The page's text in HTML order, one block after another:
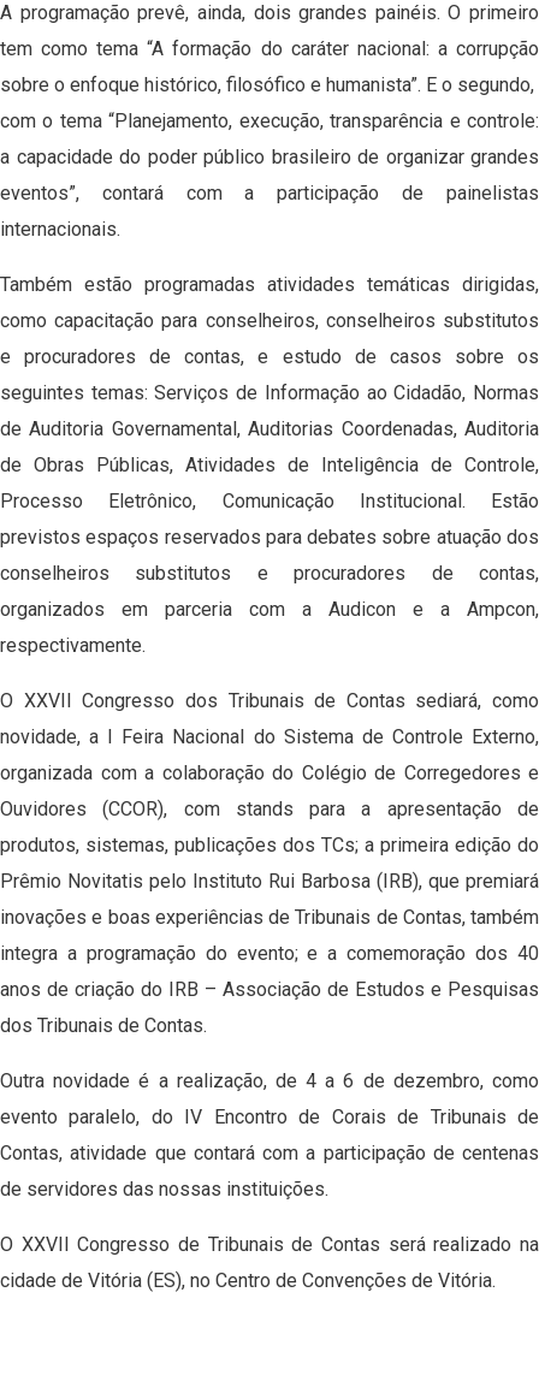
A programação prevê, ainda, dois grandes painéis. O primeiro
tem como tema “A formação do caráter nacional: a corrupção
sobre o enfoque histórico, filosófico e humanista”. E o segundo,
com o tema “Planejamento, execução, transparência e controle:
a capacidade do poder público brasileiro de organizar grandes
eventos”, contará com a participação de painelistas
internacionais.
Também estão programadas atividades temáticas dirigidas,
como capacitação para conselheiros, conselheiros substitutos
e procuradores de contas, e estudo de casos sobre os
seguintes temas: Serviços de Informação ao Cidadão, Normas
de Auditoria Governamental, Auditorias Coordenadas, Auditoria
de Obras Públicas, Atividades de Inteligência de Controle,
Processo Eletrônico, Comunicação Institucional. Estão
previstos espaços reservados para debates sobre atuação dos
conselheiros substitutos e procuradores de contas,
organizados em parceria com a Audicon e a Ampcon,
respectivamente.
O XXVII Congresso dos Tribunais de Contas sediará, como
novidade, a I Feira Nacional do Sistema de Controle Externo,
organizada com a colaboração do Colégio de Corregedores e
Ouvidores (CCOR), com stands para a apresentação de
produtos, sistemas, publicações dos TCs; a primeira edição do
Prêmio Novitatis pelo Instituto Rui Barbosa (IRB), que premiará
inovações e boas experiências de Tribunais de Contas, também
integra a programação do evento; e a comemoração dos 40
anos de criação do IRB – Associação de Estudos e Pesquisas
dos Tribunais de Contas.
Outra novidade é a realização, de 4 a 6 de dezembro, como
evento paralelo, do IV Encontro de Corais de Tribunais de
Contas, atividade que contará com a participação de centenas
de servidores das nossas instituições.
O XXVII Congresso de Tribunais de Contas será realizado na
cidade de Vitória (ES), no Centro de Convenções de Vitória.